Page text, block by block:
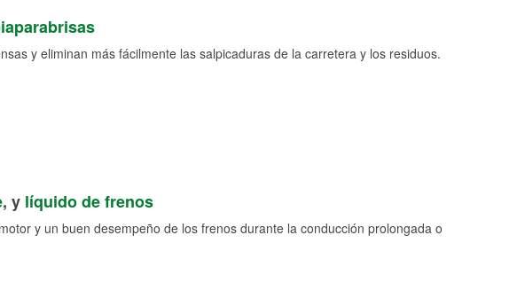
y eliminan más fácilmente las salpicaduras de la carretera y los residuos.
, y líquido de frenos
y un buen desempeño de los frenos durante la conducción prolongada o